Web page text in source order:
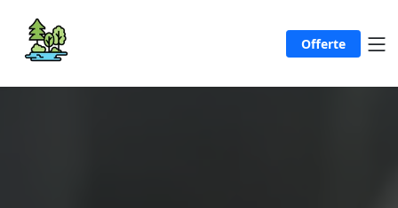
Offerte